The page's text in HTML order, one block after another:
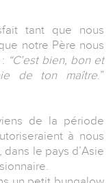
tant que nous
notre Père nous
“C’est bien, bon et
de ton maître.”
de la période
à nous
le pays d’Asie